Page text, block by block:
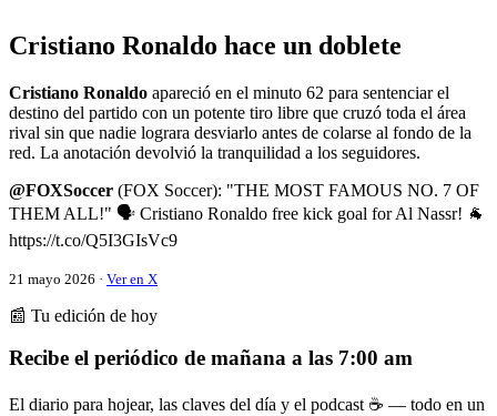
Cristiano Ronaldo hace un doblete
Cristiano Ronaldo apareció en el minuto 62 para sentenciar el
destino del partido con un potente tiro libre que cruzó toda el área
rival sin que nadie lograra desviarlo antes de colarse al fondo de la
red. La anotación devolvió la tranquilidad a los seguidores.
@FOXSoccer (FOX Soccer): "THE MOST FAMOUS NO. 7 OF
THEM ALL!" 🗣️ Cristiano Ronaldo free kick goal for Al Nassr! 🐐
https://t.co/Q5I3GIsVc9
21 mayo 2026 · Ver en X
📰 Tu edición de hoy
Recibe el periódico de mañana a las 7:00 am
El diario para hojear, las claves del día y el podcast ☕ — todo en un